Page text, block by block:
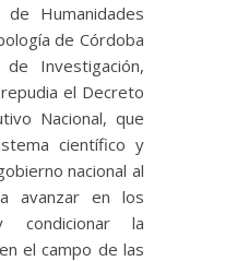
Humanidades
de Córdoba
Investigación,
repudia el Decreto
Nacional, que
científico y
nacional al
avanzar en los
la
el campo de las